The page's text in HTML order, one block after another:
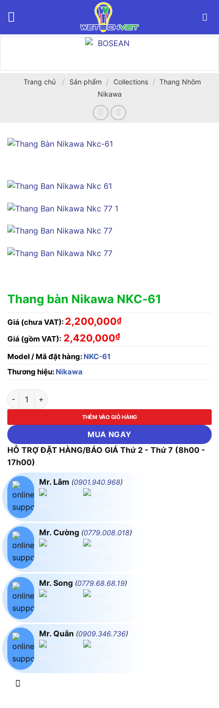
Trang chủ / Sản phẩm / Collections / Thang Nhôm
Nikawa
Thang bàn Nikawa NKC-61
Giá (chưa VAT): 2,200,000₫
Giá (gồm VAT): 2,420,000₫
Model / Mã đặt hàng: NKC-61
Thương hiệu: Nikawa
Thang bàn Nikawa NKC-61 số lượng
THÊM VÀO GIỎ HÀNG
MUA NGAY
HỖ TRỢ ĐẶT HÀNG/BÁO GIÁ Thứ 2 - Thứ 7 (8h00 -
17h00)
Mr. Lâm (0901.940.968)
Mr. Cường (0779.008.018)
Mr. Song (0779.68.68.19)
Mr. Quân (0909.346.736)